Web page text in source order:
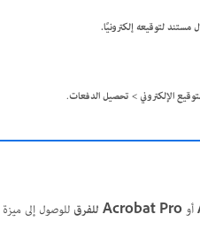
لتوقيعه إلكترونيًا.
الإلكتروني>تحصيل الدفعات.
أو للوصول إلى ميزة